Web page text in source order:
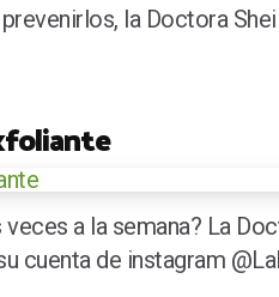
la Doctora
a la semana? La
cuenta de instagram